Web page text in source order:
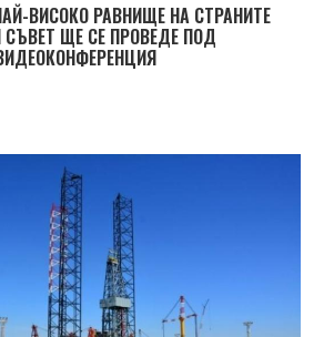
ВИСОКО РАВНИЩЕ НА СТРАНИТЕ
ЩЕ СЕ ПРОВЕДЕ ПОД